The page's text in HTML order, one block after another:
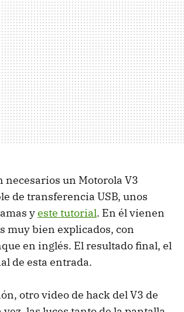
necesarios un Motorola V3
de transferencia USB, unos
yeste tutorial. En él vienen
muy bien explicados, con
en inglés. El resultado final, el
de esta entrada.
otro video de hack del V3 de